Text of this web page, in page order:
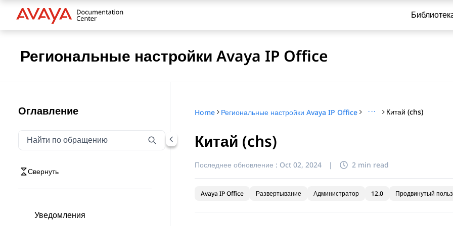
Региональные настройки Avaya IP Office
Оглавление
Фильтровать навигацию по обращению
Введите текст для фильтрации элементов навигации по обращению
Свернуть
Уведомления
Home Региональные настройки Avaya IP Office ··· Китай (chs)
Китай (chs)
Последнее обновление : Oct 02, 2024 | 2 min read
Avaya IP Office Развертывание Администратор 12.0 Продвинутый